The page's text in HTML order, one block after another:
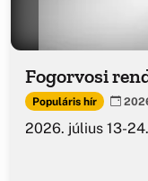
Fogorvosi
Populáris hír
2026. július 13-